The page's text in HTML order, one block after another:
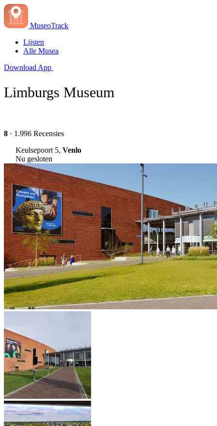
MuseoTrack
Lijsten
Alle Musea
Download App
Limburgs Museum
8 · 1.996 Recensies
Keulsepoort 5, Venlo
Nu gesloten